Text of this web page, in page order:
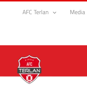
Zum
AFC Terlan Media